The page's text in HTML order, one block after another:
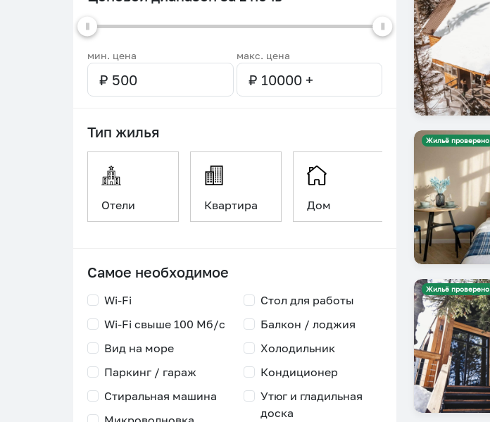
мин. цена макс. цена
Тип жилья
Отели Квартира Дом Уникальное
Самое необходимое
Wi-Fi
Wi-Fi свыше 100 Мб/с
Стол для работы
Балкон / лоджия
Вид на море
Паркинг / гараж
Холодильник
Кондиционер
Стиральная машина
Утюг и гладильная
доска
Жильё проверено
Жильё проверено